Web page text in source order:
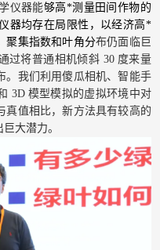
仪器能够高*测量田间作物的
器均存在局限性，以经济高*
聚集指数和叶角分布仍面临巨
过将普通相机倾斜 30 度来量
。我们利用傻瓜相机、智能手
3D 模型模拟的虚拟环境中对
真值相比，新方法具有较高的
大潜力。